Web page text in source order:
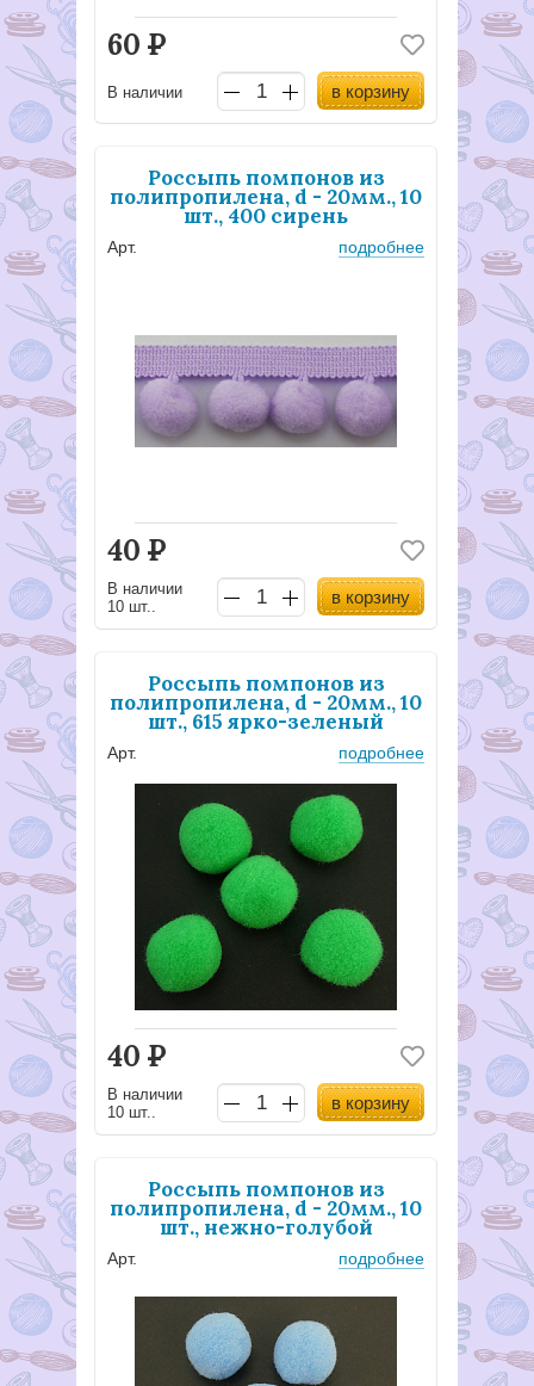
60 Р
В наличии в корзину
Россыпь помпонов из
полипропилена, d - 20мм., 10
шт., 400 сирень
Арт. подробнее
40 Р
В наличии
10 шт..
в корзину
Россыпь помпонов из
полипропилена, d - 20мм., 10
шт., 615 ярко-зеленый
Арт. подробнее
40 Р
В наличии
10 шт..
в корзину
Россыпь помпонов из
полипропилена, d - 20мм., 10
шт., нежно-голубой
Арт. подробнее